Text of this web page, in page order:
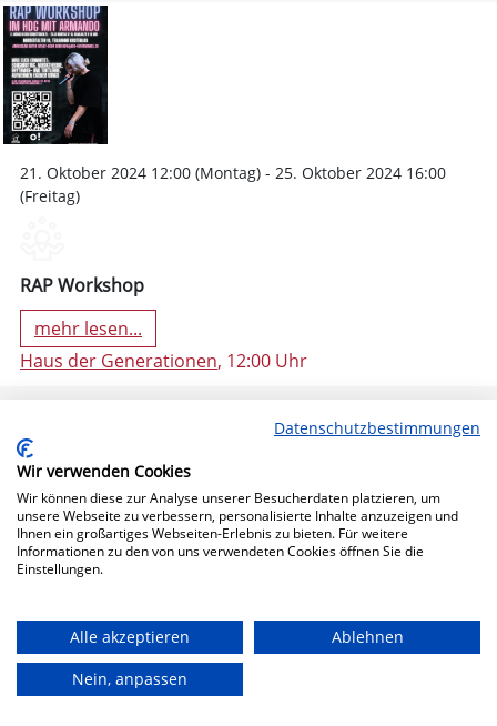
21. Oktober 2024 12:00 (Montag) - 25. Oktober 2024 16:00
(Freitag)
RAP Workshop
mehr lesen...
Haus der Generationen, 12:00 Uhr
Bühne Frei!
Datenschutzbestimmungen
Wir verwenden Cookies
Wir können diese zur Analyse unserer Besucherdaten platzieren, um
unsere Webseite zu verbessern, personalisierte Inhalte anzuzeigen und
Ihnen ein großartiges Webseiten-Erlebnis zu bieten. Für weitere
Informationen zu den von uns verwendeten Cookies öffnen Sie die
Einstellungen.
Alle akzeptieren
Ablehnen
Nein, anpassen